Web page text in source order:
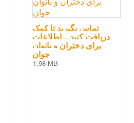
تماس بگیرید تا کمک
دریافت کنید... اطلاعات
برای دختران و بانوان
جوان
1.98 MB